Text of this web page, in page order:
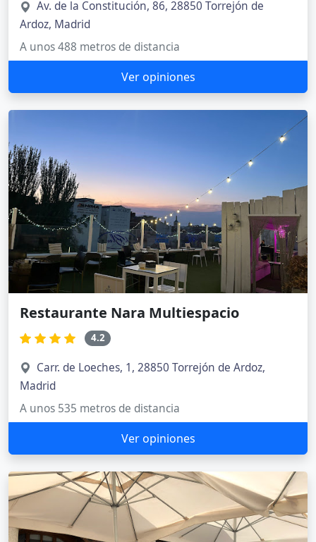
Av. de la Constitución, 86, 28850 Torrejón de
Ardoz, Madrid
A unos 488 metros de distancia
Ver opiniones
Restaurante Nara Multiespacio
4.2
Carr. de Loeches, 1, 28850 Torrejón de Ardoz,
Madrid
A unos 535 metros de distancia
Ver opiniones